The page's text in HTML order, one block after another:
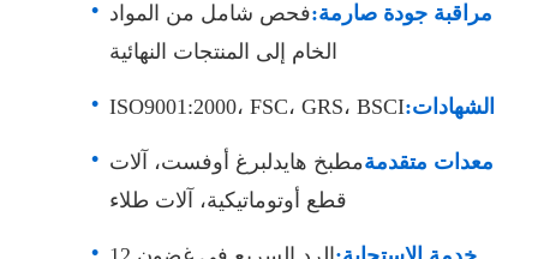
مراقبة جودة صارمة:فحص شامل من المواد
الخام إلى المنتجات النهائية
الشهادات:ISO9001:2000، FSC، GRS، BSCI
معدات متقدمةمطبخ هايدلبرغ أوفست، آلات
قطع أوتوماتيكية، آلات طلاء